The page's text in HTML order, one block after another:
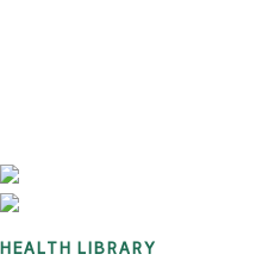
HEALTH LIBRARY